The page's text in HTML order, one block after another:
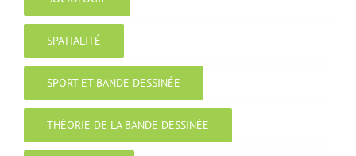
SPATIALITÉ
SPORT ET BANDE DESSINÉE
THÉORIE DE LA BANDE DESSINÉE